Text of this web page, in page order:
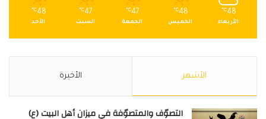
48
℃
الأربعاء
48
℃
الخميس
47
℃
الجمعة
47
℃
السبت
48
℃
الأحد
الأشهر الأخيرة
التصوّف والمتصوّفة في ميزان أهل البيت (ع)